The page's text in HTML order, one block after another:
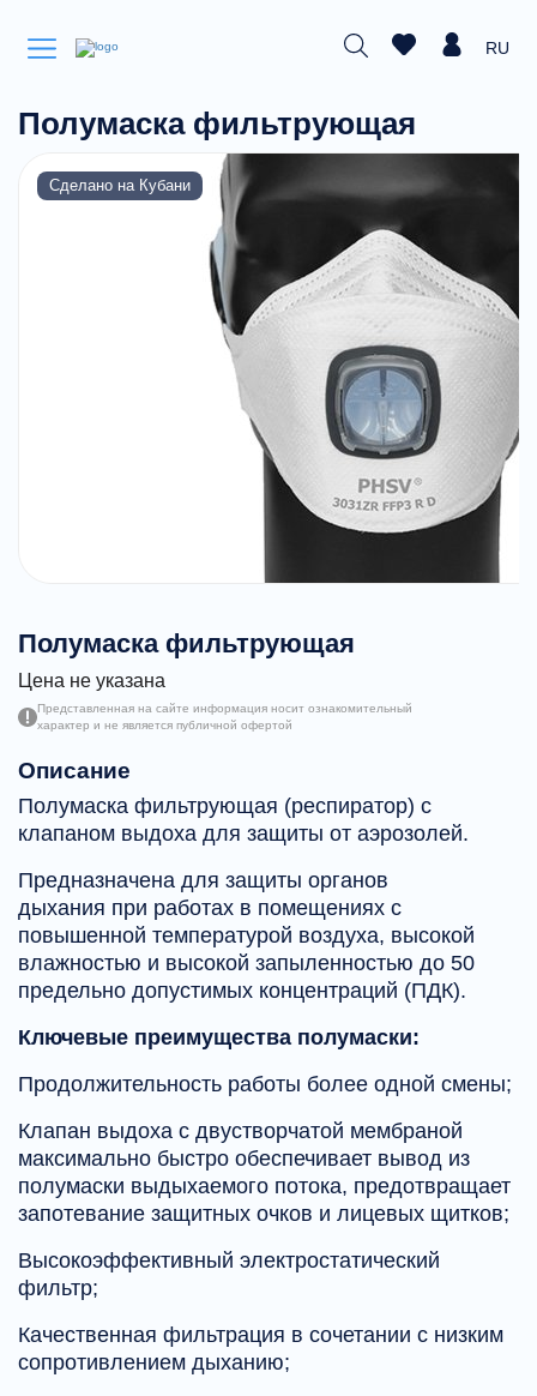
RU
Полумаска фильтрующая
Сделано на Кубани
Полумаска фильтрующая
Цена не указана
Представленная на сайте информация носит ознакомительный
характер и не является публичной офертой
Описание
Полумаска фильтрующая (респиратор) с
клапаном выдоха для защиты от аэрозолей.
Предназначена для защиты органов
дыхания при работах в помещениях с
повышенной температурой воздуха, высокой
влажностью и высокой запыленностью до 50
предельно допустимых концентраций (ПДК).
Ключевые преимущества полумаски:
Продолжительность работы более одной смены;
Клапан выдоха с двустворчатой мембраной
максимально быстро обеспечивает вывод из
полумаски выдыхаемого потока, предотвращает
запотевание защитных очков и лицевых щитков;
Высокоэффективный электростатический
фильтр;
Качественная фильтрация в сочетании с низким
сопротивлением дыханию;